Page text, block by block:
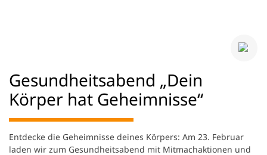
Gesundheitsabend „Dein
Körper hat Geheimnisse“
Entdecke die Geheimnisse deines Körpers: Am 23. Februar
laden wir zum Gesundheitsabend mit Mitmachaktionen und